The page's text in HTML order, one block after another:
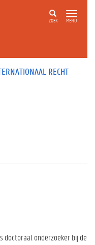
ZOEK MENU
RECHT
doctoraal onderzoeker bij de